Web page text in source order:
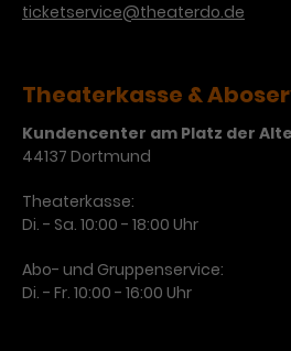
ticketservice@theaterdo.de
Theaterkasse &
Kundencenter am Platz der
44137 Dortmund
Theaterkasse:
Di. - Sa. 10:00 - 18:00 Uhr
Abo- und Gruppenservice:
Di. - Fr. 10:00 - 16:00 Uhr